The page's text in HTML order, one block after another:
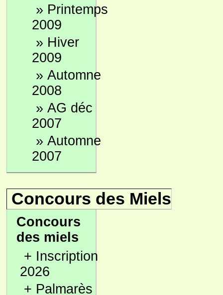
» Printemps
2009
» Hiver
2009
» Automne
2008
» AG déc
2007
» Automne
2007
Concours des Miels
Concours
des miels
+ Inscription
2026
+ Palmarès